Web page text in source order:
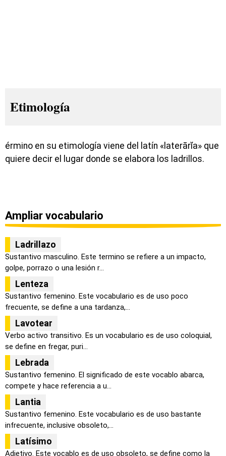
Etimología
érmino en su etimología viene del latín «laterārĭa» que
quiere decir el lugar donde se elabora los ladrillos.
Ampliar vocabulario
Ladrillazo
Sustantivo masculino. Este termino se refiere a un impacto,
golpe, porrazo o una lesión r...
Lenteza
Sustantivo femenino. Este vocabulario es de uso poco
frecuente, se define a una tardanza,...
Lavotear
Verbo activo transitivo. Es un vocabulario es de uso coloquial,
se define en fregar, puri...
Lebrada
Sustantivo femenino. El significado de este vocablo abarca,
compete y hace referencia a u...
Lantia
Sustantivo femenino. Este vocabulario es de uso bastante
infrecuente, inclusive obsoleto,...
Latísimo
Adjetivo. Este vocablo es de uso obsoleto, se define como la